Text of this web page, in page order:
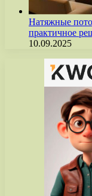
Натяжные
практичное
10.09.2025